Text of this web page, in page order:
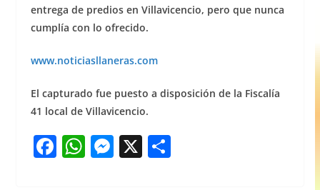
entrega de predios en Villavicencio, pero que nunca
cumplía con lo ofrecido.
www.noticiasllaneras.com
El capturado fue puesto a disposición de la Fiscalía
41 local de Villavicencio.
F W M X S